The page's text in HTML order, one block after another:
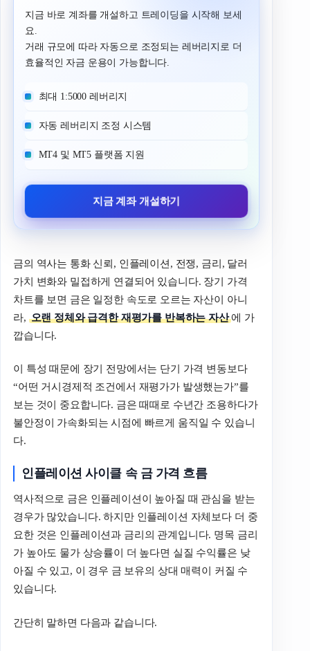
지금 바로 계좌를 개설하고 트레이딩을 시작해 보세
요.
거래 규모에 따라 자동으로 조정되는 레버리지로 더
효율적인 자금 운용이 가능합니다.
최대 1:5000 레버리지
자동 레버리지 조정 시스템
MT4 및 MT5 플랫폼 지원
지금 계좌 개설하기
금의 역사는 통화 신뢰, 인플레이션, 전쟁, 금리, 달러
가치 변화와 밀접하게 연결되어 있습니다. 장기 가격
차트를 보면 금은 일정한 속도로 오르는 자산이 아니
라, 오랜 정체와 급격한 재평가를 반복하는 자산에 가
깝습니다.
이 특성 때문에 장기 전망에서는 단기 가격 변동보다
“어떤 거시경제적 조건에서 재평가가 발생했는가”를
보는 것이 중요합니다. 금은 때때로 수년간 조용하다가
불안정이 가속화되는 시점에 빠르게 움직일 수 있습니
다.
인플레이션 사이클 속 금 가격 흐름
역사적으로 금은 인플레이션이 높아질 때 관심을 받는
경우가 많았습니다. 하지만 인플레이션 자체보다 더 중
요한 것은 인플레이션과 금리의 관계입니다. 명목 금리
가 높아도 물가 상승률이 더 높다면 실질 수익률은 낮
아질 수 있고, 이 경우 금 보유의 상대 매력이 커질 수
있습니다.
간단히 말하면 다음과 같습니다.